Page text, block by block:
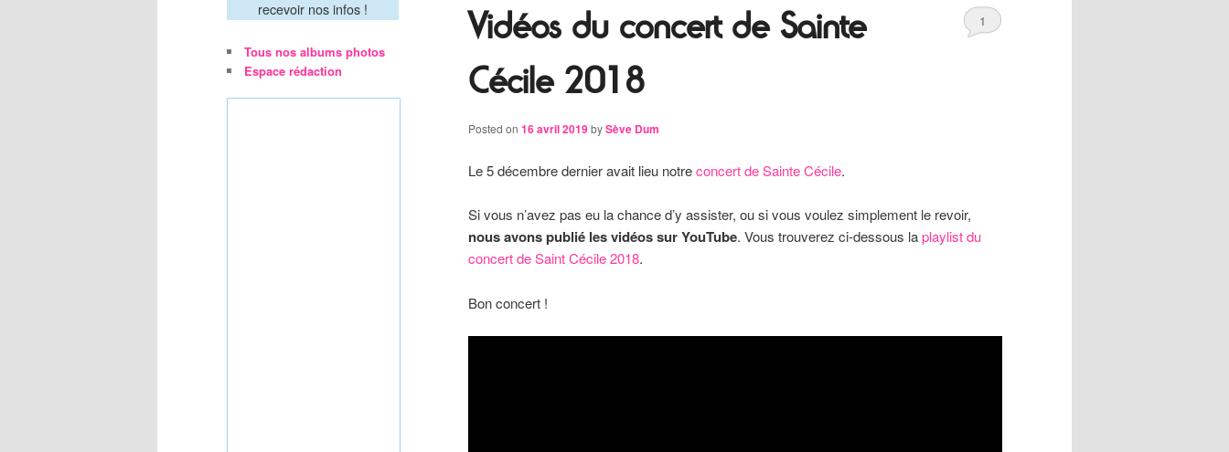
Vidéos du concert de Sainte
Cécile 2018
Posted on 16 avril 2019bySève Dum
1
Le 5 décembre dernier avait lieu notreconcert de Sainte Cécile.
Si vous n’avez pas eu la chance d’y assister, ou si vous voulez simplement le revoir,
nous avons publié les vidéos sur YouTube. Vous trouverez ci-dessous laplaylist du
concert de Saint Cécile 2018.
Bon concert !
recevoir nos infos !
Tous nos albums photos
Espace rédaction